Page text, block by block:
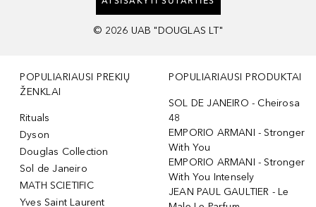
© 2026 UAB "DOUGLAS LT"
POPULIARIAUSI PREKIŲ
ŽENKLAI
Rituals
Dyson
Douglas Collection
Sol de Janeiro
MATH SCIETIFIC
Yves Saint Laurent
POPULIARIAUSI PRODUKTAI
SOL DE JANEIRO - Cheirosa
48
EMPORIO ARMANI - Stronger
With You
EMPORIO ARMANI - Stronger
With You Intensely
JEAN PAUL GAULTIER - Le